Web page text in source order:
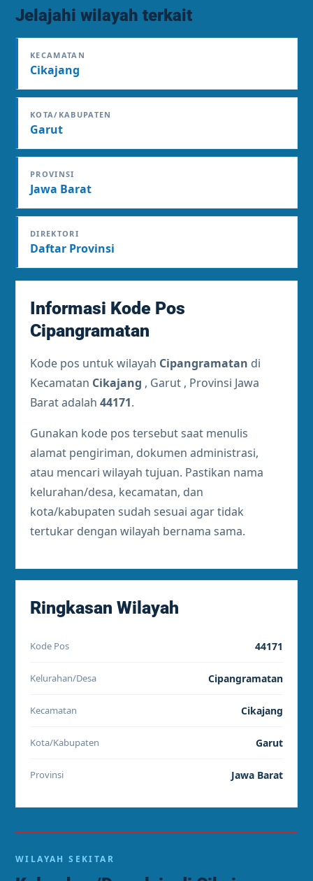
Jelajahi wilayah terkait
KECAMATAN
Cikajang
KOTA/KABUPATEN
Garut
PROVINSI
Jawa Barat
DIREKTORI
Daftar Provinsi
Informasi Kode Pos
Cipangramatan
Kode pos untuk wilayah Cipangramatan di
Kecamatan Cikajang , Garut , Provinsi Jawa
Barat adalah 44171.
Gunakan kode pos tersebut saat menulis
alamat pengiriman, dokumen administrasi,
atau mencari wilayah tujuan. Pastikan nama
kelurahan/desa, kecamatan, dan
kota/kabupaten sudah sesuai agar tidak
tertukar dengan wilayah bernama sama.
Ringkasan Wilayah
Kode Pos 44171
Kelurahan/Desa Cipangramatan
Kecamatan Cikajang
Kota/Kabupaten Garut
Provinsi Jawa Barat
WILAYAH SEKITAR